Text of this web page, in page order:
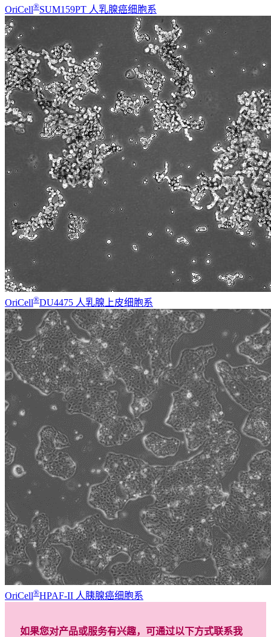
OriCell®SUM159PT 人乳腺癌细胞系
OriCell®DU4475 人乳腺上皮细胞系
OriCell®HPAF-II 人胰腺癌细胞系
如果您对产品或服务有兴趣，可通过以下方式联系我